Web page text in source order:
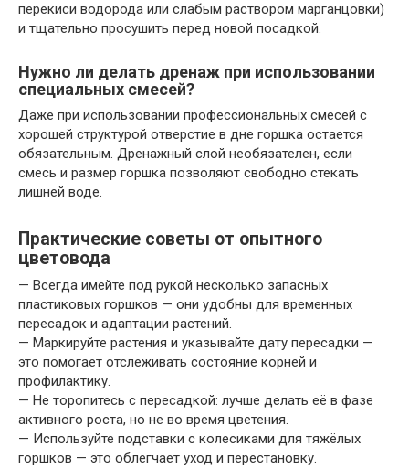
перекиси водорода или слабым раствором марганцовки)
и тщательно просушить перед новой посадкой.
Нужно ли делать дренаж при использовании
специальных смесей?
Даже при использовании профессиональных смесей с
хорошей структурой отверстие в дне горшка остается
обязательным. Дренажный слой необязателен, если
смесь и размер горшка позволяют свободно стекать
лишней воде.
Практические советы от опытного
цветовода
— Всегда имейте под рукой несколько запасных
пластиковых горшков — они удобны для временных
пересадок и адаптации растений.
— Маркируйте растения и указывайте дату пересадки —
это помогает отслеживать состояние корней и
профилактику.
— Не торопитесь с пересадкой: лучше делать её в фазе
активного роста, но не во время цветения.
— Используйте подставки с колесиками для тяжёлых
горшков — это облегчает уход и перестановку.